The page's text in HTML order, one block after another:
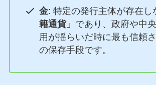
金: 特定の発行主体が存在し
籍通貨」 であり、政府や中
用が揺らいだ時に最も信頼
の保存手段です。